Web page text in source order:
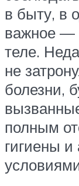
в быту, в
важное —
теле.
не
болезни,
полным
гигиены